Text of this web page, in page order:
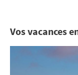
Vos vacances